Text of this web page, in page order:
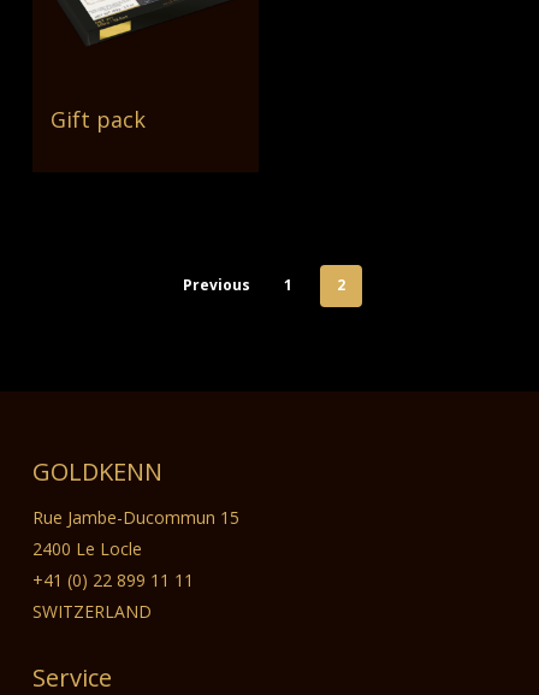
Lire La Suite
Gift pack
Previous 1 2
GOLDKENN
Rue Jambe-Ducommun 15
2400 Le Locle
+41 (0) 22 899 11 11
SWITZERLAND
Service